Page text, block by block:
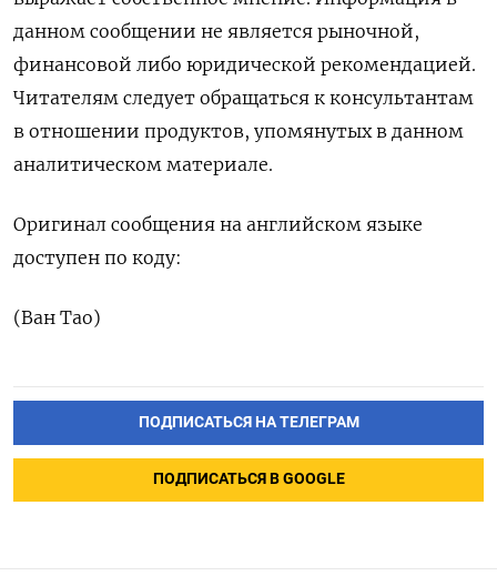
данном сообщении не является рыночной,
финансовой либо юридической рекомендацией.
Читателям следует обращаться к консультантам
в отношении продуктов, упомянутых в данном
аналитическом материале.
Оригинал сообщения на английском языке
доступен по коду:
(Ван Тао)
ПОДПИСАТЬСЯ НА ТЕЛЕГРАМ
ПОДПИСАТЬСЯ В GOOGLE